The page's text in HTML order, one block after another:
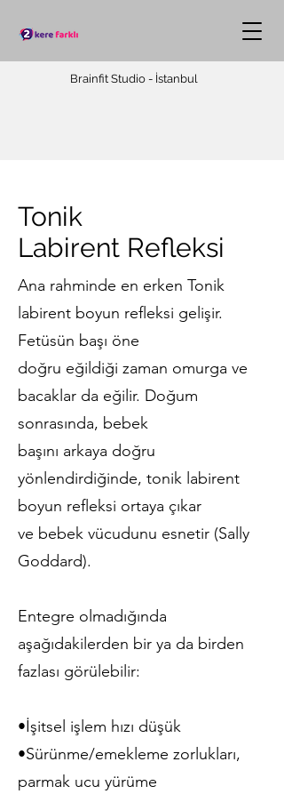
Brainfit Studio - İstanbul
Tonik
Labirent Refleksi
Ana rahminde en erken Tonik
labirent boyun refleksi gelişir.
Fetüsün başı öne
doğru eğildiği zaman omurga ve
bacaklar da eğilir. Doğum
sonrasında, bebek
başını arkaya doğru
yönlendirdiğinde, tonik labirent
boyun refleksi ortaya çıkar
ve bebek vücudunu esnetir (Sally
Goddard).
Entegre olmadığında
aşağıdakilerden bir ya da birden
fazlası görülebilir:
•İşitsel işlem hızı düşük
•Sürünme/emekleme zorlukları,
parmak ucu yürüme